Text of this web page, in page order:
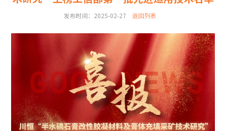
发布时间：2025-02-27 返回列表